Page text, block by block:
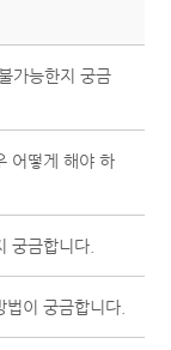
가능한지 궁금
어떻게 해야 하
궁금합니다.
법이 궁금합니다.